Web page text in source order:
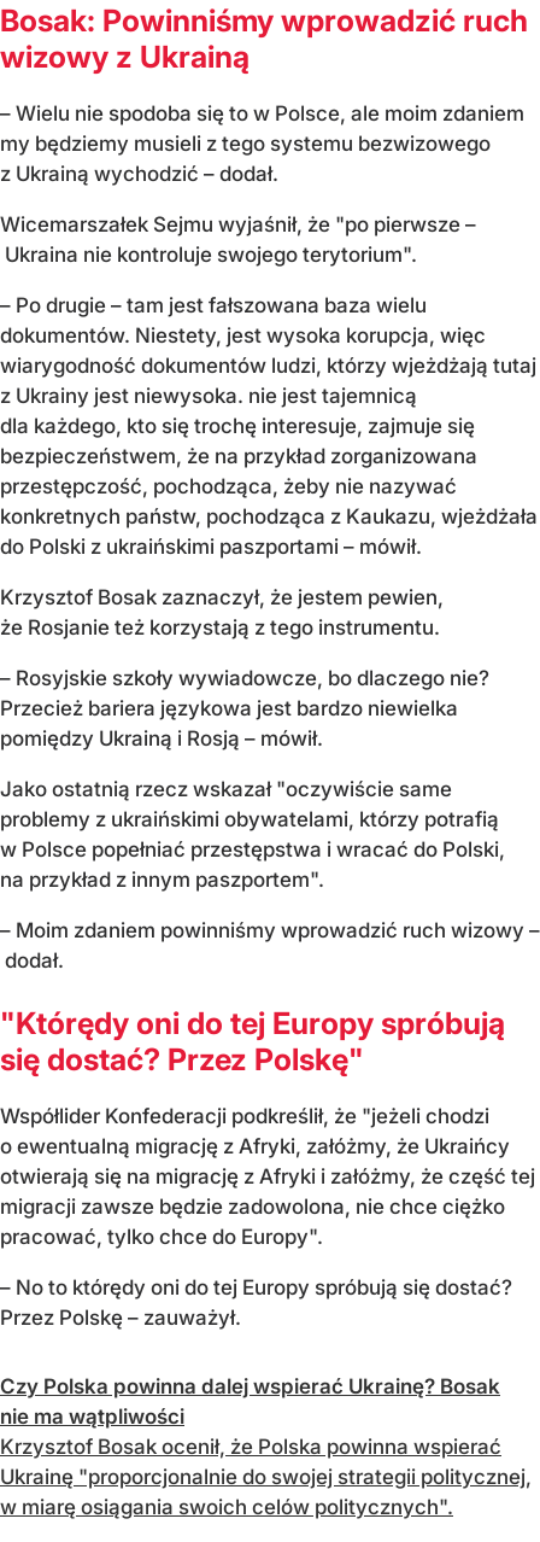
Bosak: Powinniśmy wprowadzić ruch
wizowy z Ukrainą
– Wielu nie spodoba się to w Polsce, ale moim zdaniem
my będziemy musieli z tego systemu bezwizowego
z Ukrainą wychodzić – dodał.
Wicemarszałek Sejmu wyjaśnił, że "po pierwsze –
Ukraina nie kontroluje swojego terytorium".
– Po drugie – tam jest fałszowana baza wielu
dokumentów. Niestety, jest wysoka korupcja, więc
wiarygodność dokumentów ludzi, którzy wjeżdżają tutaj
z Ukrainy jest niewysoka. nie jest tajemnicą
dla każdego, kto się trochę interesuje, zajmuje się
bezpieczeństwem, że na przykład zorganizowana
przestępczość, pochodząca, żeby nie nazywać
konkretnych państw, pochodząca z Kaukazu, wjeżdżała
do Polski z ukraińskimi paszportami – mówił.
Krzysztof Bosak zaznaczył, że jestem pewien,
że Rosjanie też korzystają z tego instrumentu.
– Rosyjskie szkoły wywiadowcze, bo dlaczego nie?
Przecież bariera językowa jest bardzo niewielka
pomiędzy Ukrainą i Rosją – mówił.
Jako ostatnią rzecz wskazał "oczywiście same
problemy z ukraińskimi obywatelami, którzy potrafią
w Polsce popełniać przestępstwa i wracać do Polski,
na przykład z innym paszportem".
– Moim zdaniem powinniśmy wprowadzić ruch wizowy –
dodał.
"Którędy oni do tej Europy spróbują
się dostać? Przez Polskę"
Współlider Konfederacji podkreślił, że "jeżeli chodzi
o ewentualną migrację z Afryki, załóżmy, że Ukraińcy
otwierają się na migrację z Afryki i załóżmy, że część tej
migracji zawsze będzie zadowolona, nie chce ciężko
pracować, tylko chce do Europy".
– No to którędy oni do tej Europy spróbują się dostać?
Przez Polskę – zauważył.
Czy Polska powinna dalej wspierać Ukrainę? Bosak
nie ma wątpliwości
Krzysztof Bosak ocenił, że Polska powinna wspierać
Ukrainę "proporcjonalnie do swojej strategii politycznej,
w miarę osiągania swoich celów politycznych".